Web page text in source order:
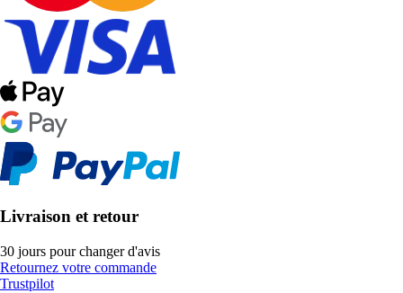
Livraison et retour
30 jours pour changer d'avis
Retournez votre commande
Trustpilot